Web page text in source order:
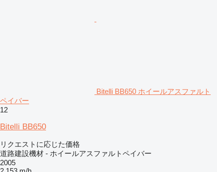
Bitelli BB650 ホイールアスファルト
ペイバー
12
Bitelli BB650
リクエストに応じた価格
道路建設機材 - ホイールアスファルトペイバー
2005